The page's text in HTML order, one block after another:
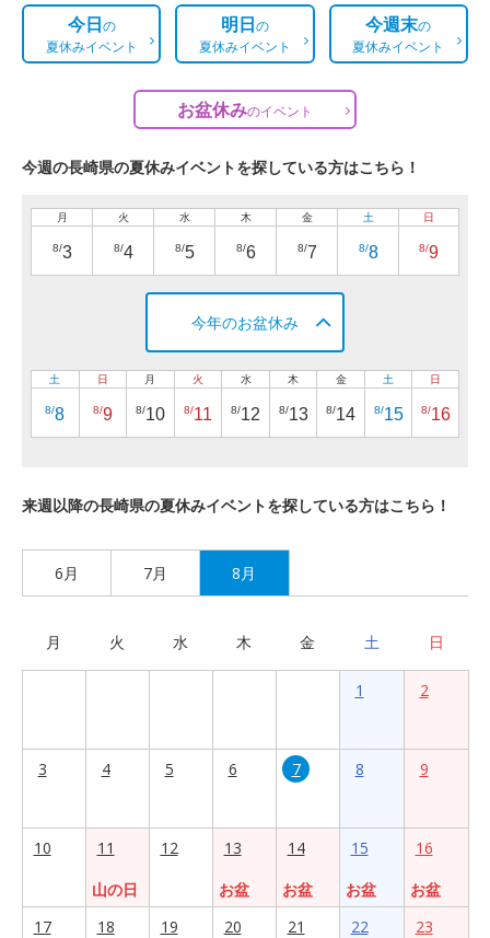
今日の
夏休みイベント
明日の
夏休みイベント
今週末の
夏休みイベント
お盆休みのイベント
今週の長崎県の夏休みイベントを探している方はこちら！
月
8/3
火
8/4
水
8/5
木
8/6
金
8/7
土
8/8
日
8/9
今年のお盆休み
土
8/8
日
8/9
月
8/10
火
8/11
水
8/12
木
8/13
金
8/14
土
8/15
日
8/16
来週以降の長崎県の夏休みイベントを探している方はこちら！
6月 7月 8月
月 火 水 木 金 土 日
1 2
3 4 5 6 7 8 9
10
11
山の日
12
13
お盆
14
お盆
15
お盆
16
お盆
17
18 19 20 21 22 23